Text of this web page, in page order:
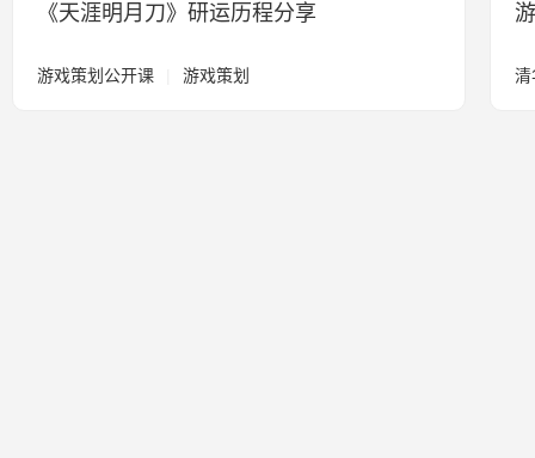
《天涯明月刀》研运历程分享
游戏策划公开课 游戏策划 清